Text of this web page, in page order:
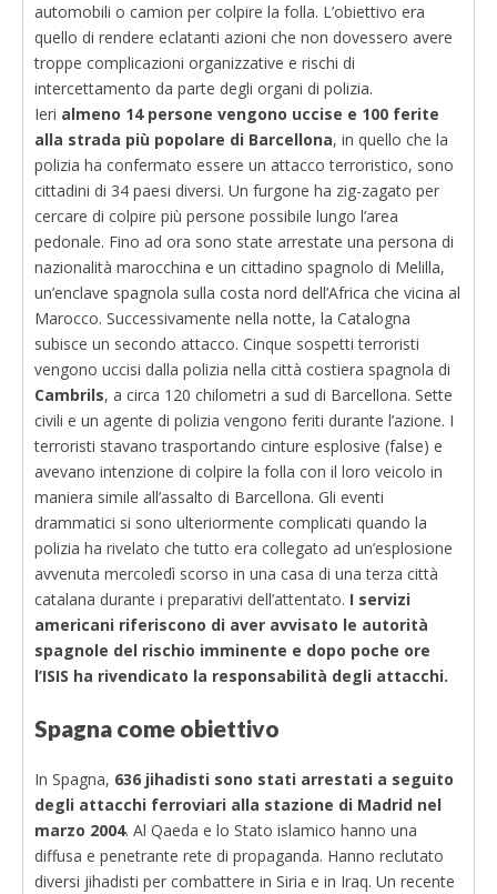
automobili o camion per colpire la folla. L’obiettivo era
quello di rendere eclatanti azioni che non dovessero avere
troppe complicazioni organizzative e rischi di
intercettamento da parte degli organi di polizia.
Ieri almeno 14 persone vengono uccise e 100 ferite
alla strada più popolare di Barcellona, in quello che la
polizia ha confermato essere un attacco terroristico, sono
cittadini di 34 paesi diversi. Un furgone ha zig-zagato per
cercare di colpire più persone possibile lungo l’area
pedonale. Fino ad ora sono state arrestate una persona di
nazionalità marocchina e un cittadino spagnolo di Melilla,
un’enclave spagnola sulla costa nord dell’Africa che vicina al
Marocco. Successivamente nella notte, la Catalogna
subisce un secondo attacco. Cinque sospetti terroristi
vengono uccisi dalla polizia nella città costiera spagnola di
Cambrils, a circa 120 chilometri a sud di Barcellona. Sette
civili e un agente di polizia vengono feriti durante l’azione. I
terroristi stavano trasportando cinture esplosive (false) e
avevano intenzione di colpire la folla con il loro veicolo in
maniera simile all’assalto di Barcellona. Gli eventi
drammatici si sono ulteriormente complicati quando la
polizia ha rivelato che tutto era collegato ad un’esplosione
avvenuta mercoledì scorso in una casa di una terza città
catalana durante i preparativi dell’attentato. I servizi
americani riferiscono di aver avvisato le autorità
spagnole del rischio imminente e dopo poche ore
l’ISIS ha rivendicato la responsabilità degli attacchi.
Spagna come obiettivo
In Spagna, 636 jihadisti sono stati arrestati a seguito
degli attacchi ferroviari alla stazione di Madrid nel
marzo 2004. Al Qaeda e lo Stato islamico hanno una
diffusa e penetrante rete di propaganda. Hanno reclutato
diversi jihadisti per combattere in Siria e in Iraq. Un recente